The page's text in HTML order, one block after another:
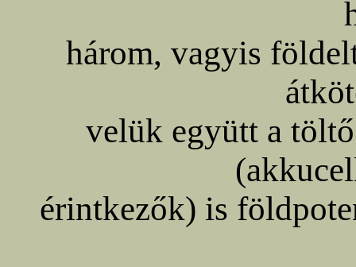
három, vagyis
velük együtt a
érintkezők) is